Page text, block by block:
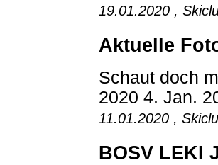
19.01.2020 ,
Aktuelle
Schaut doch
2020 4. Jan.
11.01.2020 ,
BOSV LEKI